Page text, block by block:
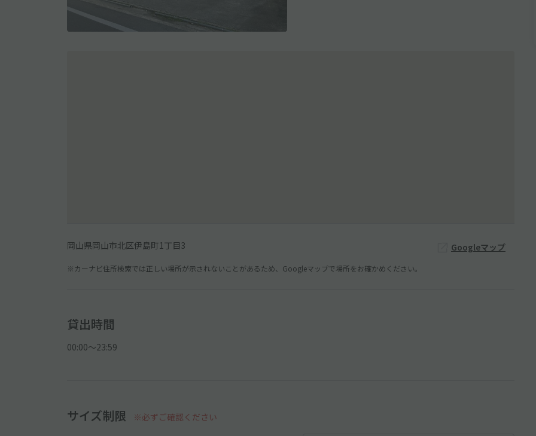
岡山県岡山市北区伊島町1丁目3 Googleマップ
※カーナビ住所検索では正しい場所が示されないことがあるため、Googleマップで場所をお確かめください。
貸出時間
00:00〜23:59
サイズ制限 ※必ずご確認ください